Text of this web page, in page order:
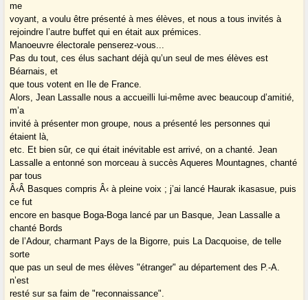
me
voyant, a voulu être présenté à mes élèves, et nous a tous invités à
rejoindre l’autre buffet qui en était aux prémices.
Manoeuvre électorale penserez-vous...
Pas du tout, ces élus sachant déjà qu’un seul de mes élèves est
Béarnais, et
que tous votent en Ile de France.
Alors, Jean Lassalle nous a accueilli lui-même avec beaucoup d’amitié,
m’a
invité à présenter mon groupe, nous a présenté les personnes qui
étaient là,
etc. Et bien sûr, ce qui était inévitable est arrivé, on a chanté. Jean
Lassalle a entonné son morceau à succès Aqueres Mountagnes, chanté
par tous
Â‹Â Basques compris Â‹ à pleine voix ; j’ai lancé Haurak ikasasue, puis
ce fut
encore en basque Boga-Boga lancé par un Basque, Jean Lassalle a
chanté Bords
de l’Adour, charmant Pays de la Bigorre, puis La Dacquoise, de telle
sorte
que pas un seul de mes élèves "étranger" au département des P.-A.
n’est
resté sur sa faim de "reconnaissance".